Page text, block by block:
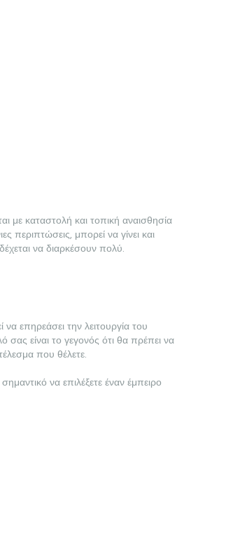
με καταστολή και τοπική αναισθησία
περιπτώσεις, μπορεί να γίνει και
να διαρκέσουν πολύ.
επηρεάσει την λειτουργία του
είναι το γεγονός ότι θα πρέπει να
που θέλετε.
να επιλέξετε έναν έμπειρο